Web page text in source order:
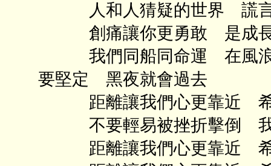
人和人猜疑的世界 謊言
創痛讓你更勇敢 是成長
我們同船同命運 在風
要堅定 黑夜就會過去
距離讓我們心更靠近 希
不要輕易被挫折擊倒 我
距離讓我們心更靠近 希